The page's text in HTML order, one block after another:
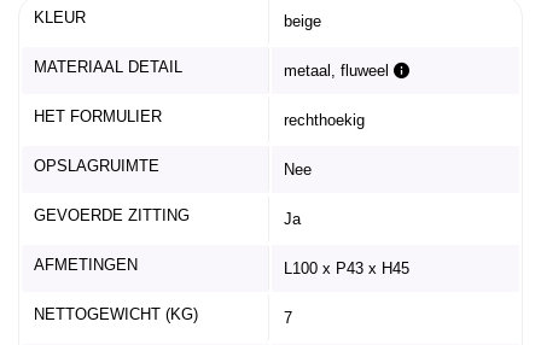
KLEUR beige
MATERIAAL DETAIL metaal, fluweel
HET FORMULIER rechthoekig
OPSLAGRUIMTE Nee
GEVOERDE ZITTING Ja
AFMETINGEN L100 x P43 x H45
NETTOGEWICHT (KG) 7